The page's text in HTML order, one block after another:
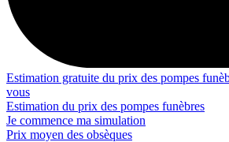
Estimation gratuite du prix des pompes
vous
Estimation du prix des pompes funèbres
Je commence ma simulation
Prix moyen des obsèques